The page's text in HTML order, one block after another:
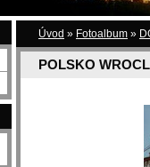
Úvod » Fotoalbum »
POLSKO